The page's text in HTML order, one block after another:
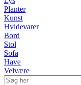
Planter
Kunst
Hvidevarer
Bord
Stol
Sofa
Have
Velvære